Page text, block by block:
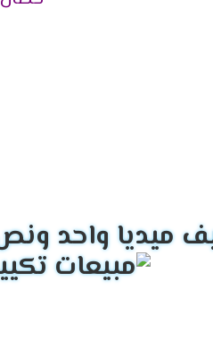
وأكثر ما يميز تلك الفلاتر
الصيف المزعج كان من الضرورى أن
وفرنا لعملائنا الكرام خاصية